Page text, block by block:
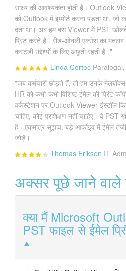
साक्ष्य की आवश्यकता होती है। Outlook
को Outlook में इम्पोर्ट करना पड़ता था, जो
देता था। अब हम बस Viewer में PST
प्रिंट करते हैं। रीड-ओनली एक्सेस का
कस्टडी उद्देश्यों के लिए अछूती रहती है।"
Linda Cortes
"जब कर्मचारी छोड़ते हैं, तो हम उनके
HR को कभी-कभी विशिष्ट ईमेल की प्रिंट
वर्कस्टेशन पर Outlook Viewer इंस्टॉल
चाहिए, कोई प्रशिक्षण नहीं चाहिए। वे PST
हैं। एकमात्र सुझाव: बड़े आर्काइव में ईमेल
जोड़ें।"
Thomas Eriksen IT
अक्सर पूछे जाने
क्या मैं Microsoft
PST फाइल से ईमेल